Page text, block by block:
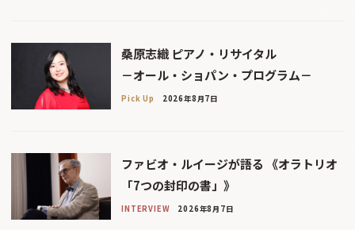
桑原志織 ピアノ・リサイタル
－オール・ショパン・プログラム－
Pick Up 2026年8月7日
ファビオ・ルイージが語る 《オラトリオ
「7つの封印の書」》
INTERVIEW 2026年8月7日